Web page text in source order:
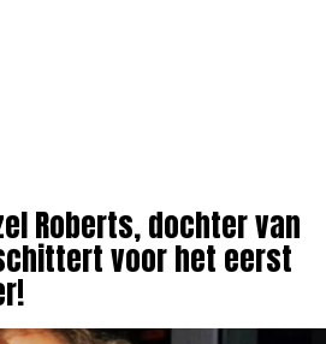
Roberts, dochter van
voor het eerst